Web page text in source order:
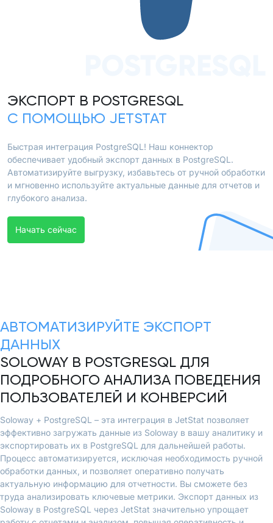
ЭКСПОРТ В POSTGRESQL
С ПОМОЩЬЮ JETSTAT
Быстрая интеграция PostgreSQL! Наш коннектор
обеспечивает удобный экспорт данных в PostgreSQL.
Автоматизируйте выгрузку, избавьтесь от ручной обработки
и мгновенно используйте актуальные данные для отчетов и
глубокого анализа.
Начать сейчас
АВТОМАТИЗИРУЙТЕ ЭКСПОРТ
ДАННЫХ
SOLOWAY В POSTGRESQL ДЛЯ
ПОДРОБНОГО АНАЛИЗА ПОВЕДЕНИЯ
ПОЛЬЗОВАТЕЛЕЙ И КОНВЕРСИЙ
Soloway + PostgreSQL – эта интеграция в JetStat позволяет
эффективно загружать данные из Soloway в вашу аналитику и
экспортировать их в PostgreSQL для дальнейшей работы.
Процесс автоматизируется, исключая необходимость ручной
обработки данных, и позволяет оперативно получать
актуальную информацию для отчетности. Вы сможете без
труда анализировать ключевые метрики. Экспорт данных из
Soloway в PostgreSQL через JetStat значительно упрощает